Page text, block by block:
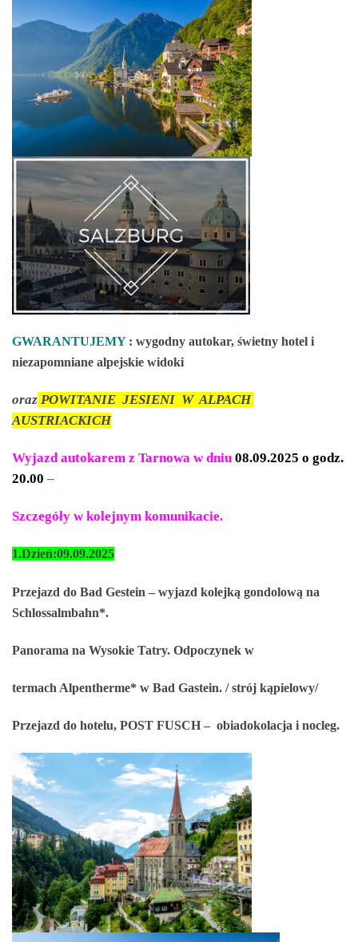
GWARANTUJEMY: wygodny autokar, świetny hotel i
niezapomniane alpejskie widoki
oraz POWITANIE JESIENI W ALPACH
AUSTRIACKICH
Wyjazd autokarem z Tarnowa w dniu 08.09.2025 o godz.
20.00 –
Szczegóły w kolejnym komunikacie.
1.Dzień:09.09.2025
Przejazd do Bad Gestein – wyjazd kolejką gondolową na
Schlossalmbahn*.
Panorama na Wysokie Tatry. Odpoczynek w
termach Alpentherme* w Bad Gastein. / strój kąpielowy/
Przejazd do hotelu, POST FUSCH – obiadokolacja i nocleg.